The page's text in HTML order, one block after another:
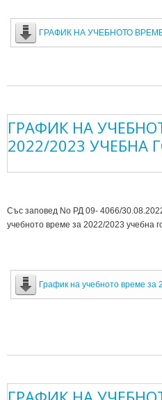
ГРАФИК НА УЧЕБНОТО
ГРАФИК НА
2022/2023 УЧЕБНА
Със заповед No РД 09- 4066/
учебното време за 2022/2023 учебна
График на учебното време за